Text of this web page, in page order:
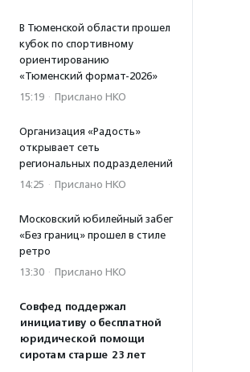
В Тюменской области прошел
кубок по спортивному
ориентированию
«Тюменский формат-2026»
15:19 · Прислано НКО
Организация «Радость»
открывает сеть
региональных подразделений
14:25 · Прислано НКО
Московский юбилейный забег
«Без границ» прошел в стиле
ретро
13:30 · Прислано НКО
Совфед поддержал
инициативу о бесплатной
юридической помощи
сиротам старше 23 лет